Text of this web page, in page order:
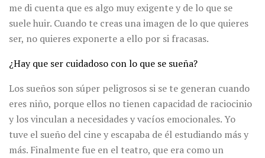
me di cuenta que es algo muy exigente y de lo que se
suele huir. Cuando te creas una imagen de lo que quieres
ser, no quieres exponerte a ello por si fracasas.
¿Hay que ser cuidadoso con lo que se sueña?
Los sueños son súper peligrosos si se te generan cuando
eres niño, porque ellos no tienen capacidad de raciocinio
y los vinculan a necesidades y vacíos emocionales. Yo
tuve el sueño del cine y escapaba de él estudiando más y
más. Finalmente fue en el teatro, que era como un